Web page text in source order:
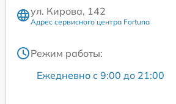
ул. Кирова, 142
Адрес сервисного центра Fortuna
Режим работы:
Ежедневно с 9:00 до 21:00